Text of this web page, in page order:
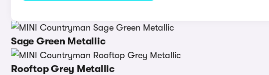
Sage Green Metallic
Rooftop Grey Metallic